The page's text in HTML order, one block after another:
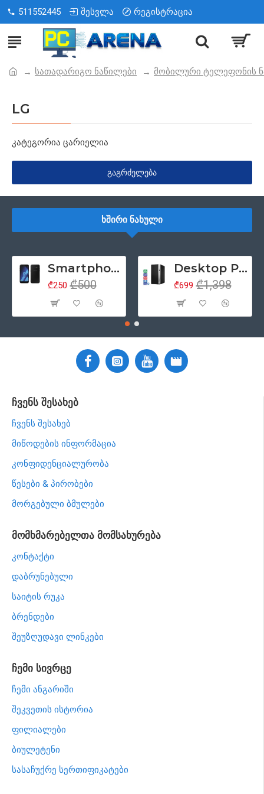
511552445 შესვლა რეგისტრაცია
სათადარიგო ნაწილები მობილური ტელეფონის
LG
კატეგორია ცარიელია
ᲒᲐᲒᲠᲫᲔᲚᲔᲑᲐ
ᲮᲨᲘᲠᲘ ᲜᲐᲮᲣᲚᲘ
Smartphone 5.2" Samsung Galaxy A5 (2017), 4G, Samsung Exynos 7880, 3GB/32GB, ორმაგი SIM, NFC, რადიო, Android 6, შავი (მეორადი პროდუქტის კლასი - A)
₾250 ₾500
Desktop PC კომპიუტერი HP ProDesk 400 G5 Tower, Intel Core i5 8500 (6 თაობა), 8GB ოპერატიული, 256GB SSD მყარი დისკი, DisplayPort, DVD, Windows 11 Pro (მოერადი პროდუქციის კლასი - ა)
₾699 ₾1,398
ჩვენს შესახებ
ჩვენს შესახებ
მიწოდების ინფორმაცია
კონფიდენციალურობა
წესები & პირობები
მორგებული ბმულები
მომხმარებელთა მომსახურება
კონტაქტი
დაბრუნებული
საიტის რუკა
ბრენდები
შეუზღუდავი ლინკები
ჩემი სივრცე
ჩემი ანგარიში
შეკვეთის ისტორია
ფილიალები
ბიულეტენი
სასაჩუქრე სერთიფიკატები